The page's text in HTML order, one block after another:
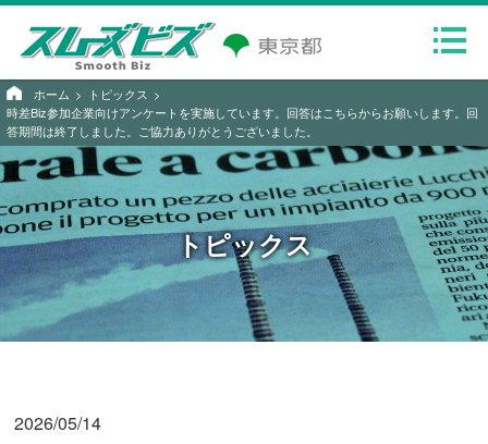
ホーム
トピックス
時差Biz参加企業向けアンケートを実施しています。回答はこちらからお願いします。回
答期間は終了しました。ご協力ありがとうございました。
トピックス
2026/05/14